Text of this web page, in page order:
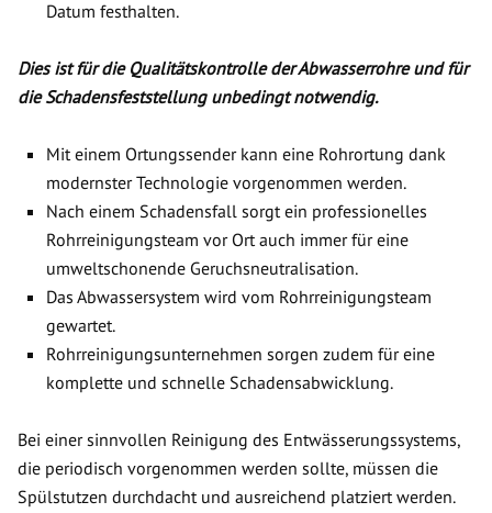
Datum festhalten.
Dies ist für die Qualitätskontrolle der Abwasserrohre und für
die Schadensfeststellung unbedingt notwendig.
Mit einem Ortungssender kann eine Rohrortung dank
modernster Technologie vorgenommen werden.
Nach einem Schadensfall sorgt ein professionelles
Rohrreinigungsteam vor Ort auch immer für eine
umweltschonende Geruchsneutralisation.
Das Abwassersystem wird vom Rohrreinigungsteam
gewartet.
Rohrreinigungsunternehmen sorgen zudem für eine
komplette und schnelle Schadensabwicklung.
Bei einer sinnvollen Reinigung des Entwässerungssystems,
die periodisch vorgenommen werden sollte, müssen die
Spülstutzen durchdacht und ausreichend platziert werden.